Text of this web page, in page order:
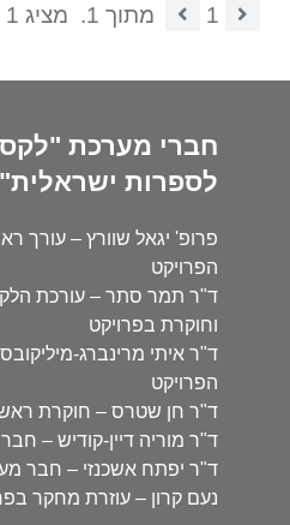
1 מתוך 1. מציג 1 ערכים.
חברי מערכת
לספרות
פרופ' יגאל שוורץ – עורך
הפרויקט
ד"ר תמר סתר – עורכת
וחוקרת בפרויקט
ד"ר איתי מרינברג-
הפרויקט
ד"ר חן שטרס – חוקרת
ד"ר מוריה דיין-קודיש –
ד"ר יפתח אשכנזי – חבר
נעם קרון – עוזרת מחקר